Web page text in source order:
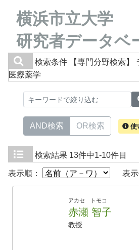
横浜市立大学
研究者データベ
検索条件
【専門分野検索】
医療薬学
AND検索 OR検索 使
検索結果 13件中1-10件目
表示順： 表
アカセ トモコ
赤瀬 智子
教授